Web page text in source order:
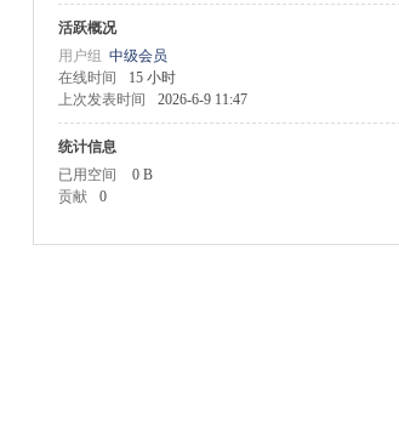
活跃概况
用户组 中级会员
在线时间
15 小时
上次发表时间
2026-6-9 11:47
统计信息
已用空间
0 B
贡献
0